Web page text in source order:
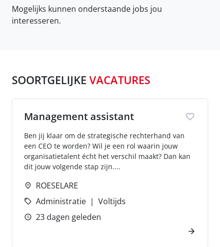
Mogelijks kunnen onderstaande jobs jou
interesseren.
SOORTGELIJKE VACATURES
Management assistant
Ben jij klaar om de strategische rechterhand van
een CEO te worden? Wil je een rol waarin jouw
organisatietalent écht het verschil maakt? Dan kan
dit jouw volgende stap zijn....
ROESELARE
Administratie
Voltijds
23 dagen geleden